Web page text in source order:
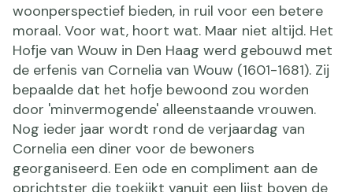
woonperspectief bieden, in ruil voor een betere
moraal. Voor wat, hoort wat. Maar niet altijd. Het
Hofje van Wouw in Den Haag werd gebouwd met
de erfenis van Cornelia van Wouw (1601-1681). Zij
bepaalde dat het hofje bewoond zou worden
door 'minvermogende' alleenstaande vrouwen.
Nog ieder jaar wordt rond de verjaardag van
Cornelia een diner voor de bewoners
georganiseerd. Een ode en compliment aan de
oprichtster die toekijkt vanuit een lijst boven de